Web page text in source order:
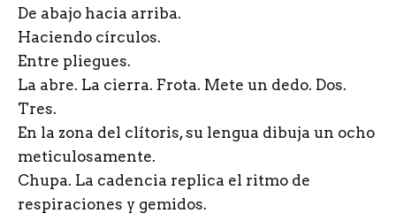
De abajo hacia arriba.
Haciendo círculos.
Entre pliegues.
La abre. La cierra. Frota. Mete un dedo. Dos.
Tres.
En la zona del clítoris, su lengua dibuja un ocho
meticulosamente.
Chupa. La cadencia replica el ritmo de
respiraciones y gemidos.